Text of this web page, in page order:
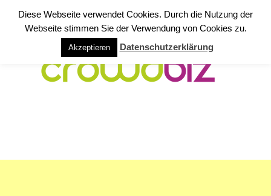
Diese Webseite verwendet Cookies. Durch die Nutzung der
Webseite stimmen Sie der Verwendung von Cookies zu.
Akzeptieren Datenschutzerklärung